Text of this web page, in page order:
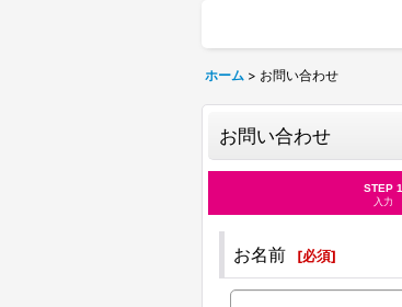
ホーム > お問い合わせ
お問い合わせ
STEP 1
入力
お名前 [必須]